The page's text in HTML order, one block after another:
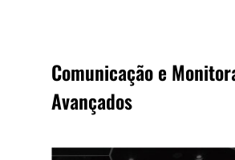
Comunicação e
Avançados